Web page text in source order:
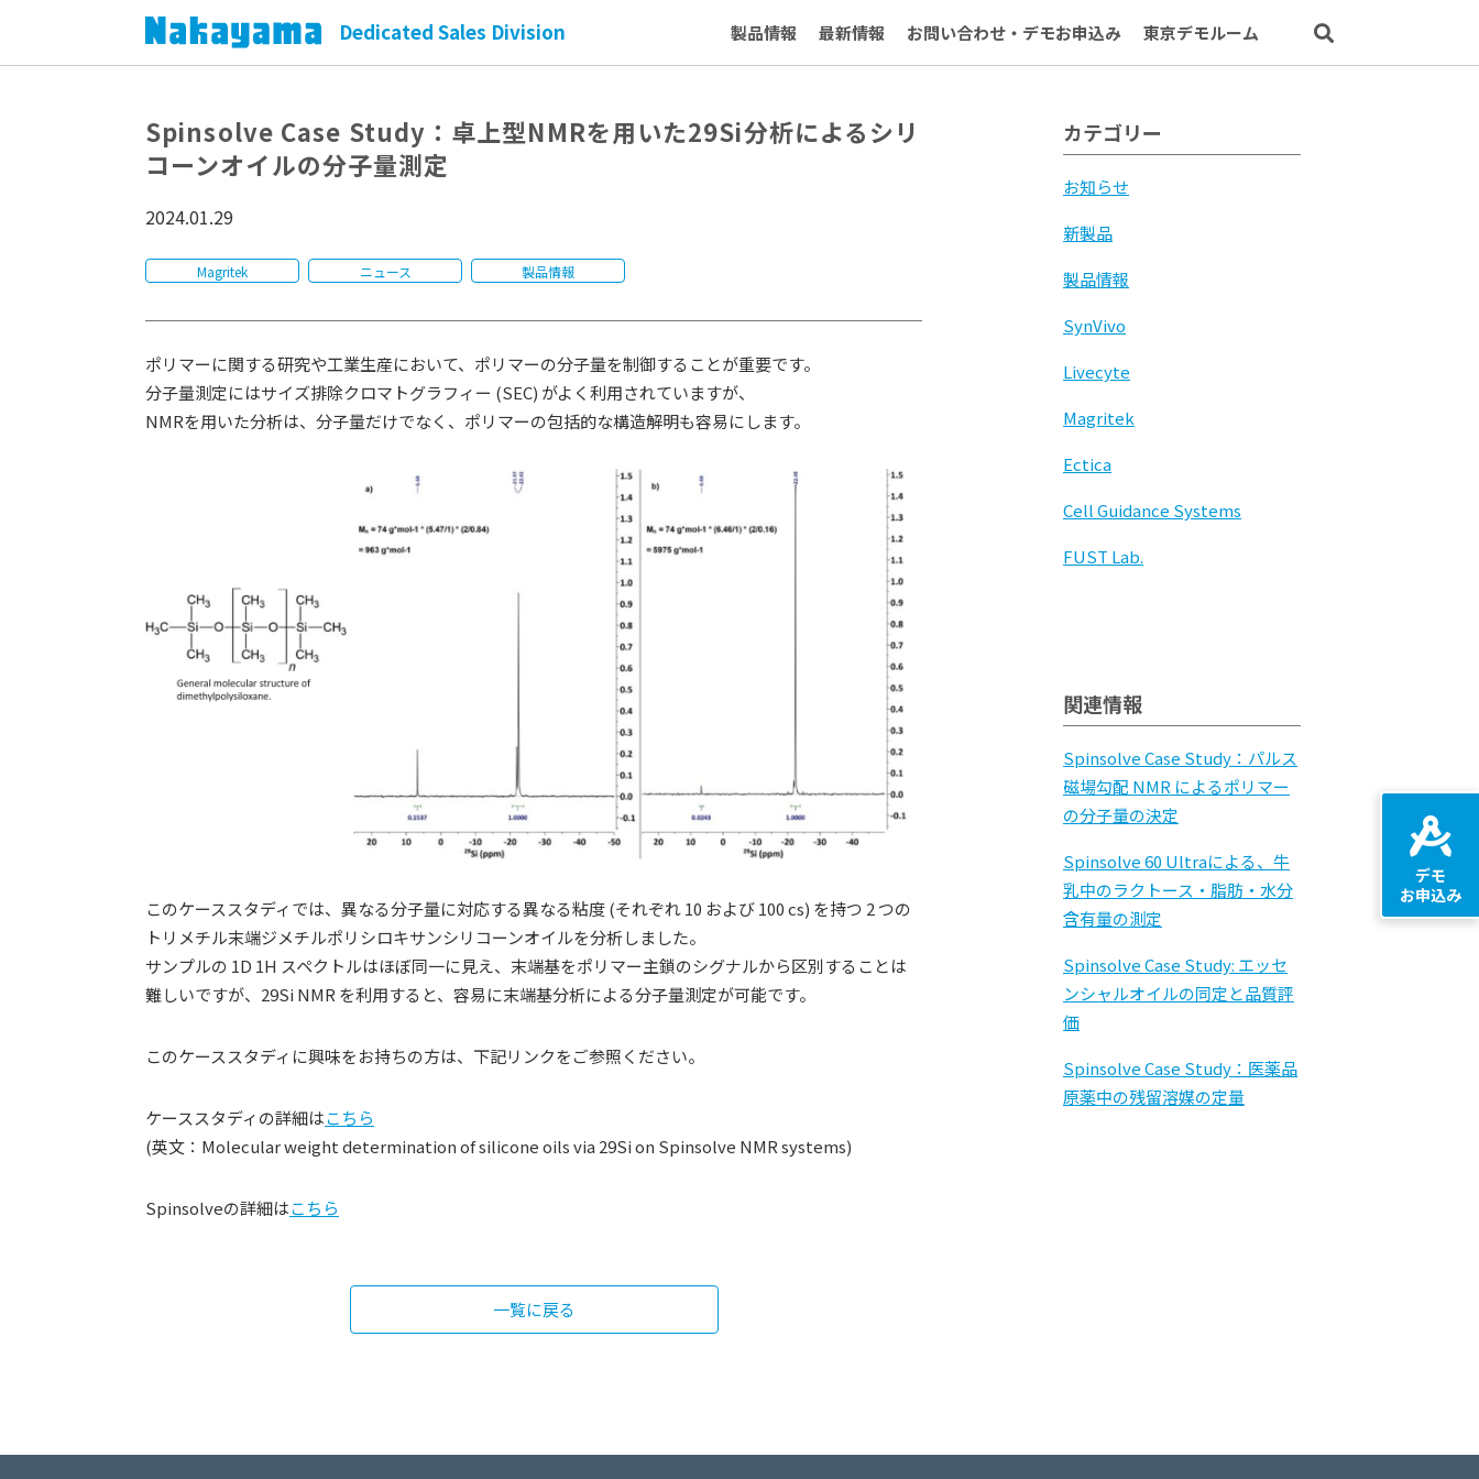
Dedicated Sales Division 製品情報 最新情報 お問い合わせ・デモお申込み 東京デモルーム
デモ
お申込み
Spinsolve Case Study：卓上型NMRを用いた29Si分析によるシリ
コーンオイルの分子量測定
2024.01.29
Magritek ニュース 製品情報
ポリマーに関する研究や工業生産において、ポリマーの分子量を制御することが重要です。
分子量測定にはサイズ排除クロマトグラフィー (SEC) がよく利用されていますが、
NMRを用いた分析は、分子量だけでなく、ポリマーの包括的な構造解明も容易にします。
このケーススタディでは、異なる分子量に対応する異なる粘度 (それぞれ 10 および 100 cs) を持つ 2 つの
トリメチル末端ジメチルポリシロキサンシリコーンオイルを分析しました。
サンプルの 1D 1H スペクトルはほぼ同一に見え、末端基をポリマー主鎖のシグナルから区別することは
難しいですが、29Si NMR を利用すると、容易に末端基分析による分子量測定が可能です。
このケーススタディに興味をお持ちの方は、下記リンクをご参照ください。
ケーススタディの詳細はこちら
(英文：Molecular weight determination of silicone oils via 29Si on Spinsolve NMR systems)
Spinsolveの詳細はこちら
一覧に戻る
カテゴリー
お知らせ
新製品
製品情報
SynVivo
Livecyte
Magritek
Ectica
Cell Guidance Systems
FUST Lab.
関連情報
Spinsolve Case Study：パルス
磁場勾配 NMR によるポリマー
の分子量の決定
Spinsolve 60 Ultraによる、牛
乳中のラクトース・脂肪・水分
含有量の測定
Spinsolve Case Study: エッセ
ンシャルオイルの同定と品質評
価
Spinsolve Case Study：医薬品
原薬中の残留溶媒の定量